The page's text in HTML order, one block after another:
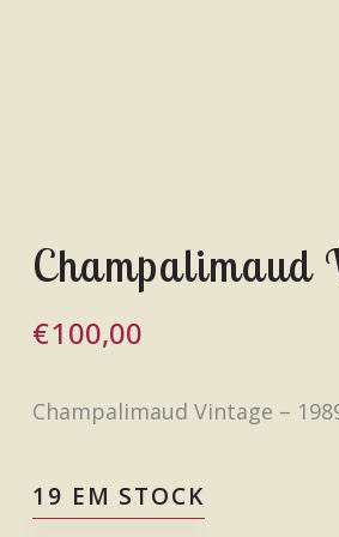
Champalimaud
€100,00
Champalimaud Vintage –
19 EM STOCK